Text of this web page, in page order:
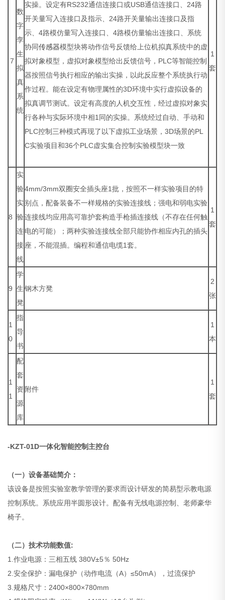
7
数
字
孪
生
拟
真
系
统
实操。设定有RS232通信连接口或USB通信连接口、24路
开关量写入连接口及指示、24路开关量输出连接口及指
示、4路模仿量写入连接口、4路模仿量输出连接口、系统
协同传感器模型块将动作信号反馈给上位机拟真系统中的虚
拟对象模型，虚拟对象模型给出反馈信号，PLC等智能控制
器按照信号执行相应的输出实操，以此反应整个系统执行动
作过程。能在设定有物理属性的3D环境中实行虚拟设备的
拟真调节测试。设定有高度的人机交互性，经过虚拟对象实
行各种与实际环境中相1同的实操。系统经过自动、手动和
PLC控制三种模式再现了以下虚拟工业场景，3D场景的PL
C实验项目和36个PLC虚实集合控制实验模型块一致
1
套
8
实
验
实
验
连
接
线
4mm/3mm双圈安全插头座1批，按照不一样实验项目的特
别点，配备装备不一样规格的实验连接线；强电和弱电实验
连接线均应用高可靠护套构造手枪插连接线（不存在任何触
电的可能）；两种实验连接线全部只能协作相应内孔的插头
座，不能混插。编程和通信电缆1套。
1
套
9
学
生
凳
钢木方凳
2
张
1
0
指
导
书
1
本
1
1
配
套
资
源
库
附件
1
套
-KZT-01D一体化智能控制主控台
（一）设备基础简介：
该设备是按照实验室教学管理的要求而设计研发的简易型示教电源
控制系统。系统应用半圆形设计。配备有无线电源控制、老师豪华
椅子。
（二）技术功能数值:
1.作业电源：三相五线 380V±5％ 50Hz
2.安全保护：漏电保护（动作电流（A）≤50mA），过流保护
3.规格尺寸：2400×800×780mm